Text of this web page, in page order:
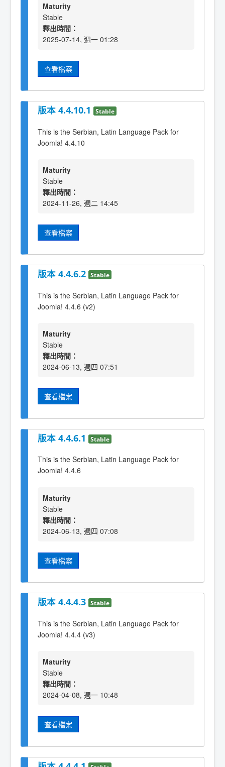
Maturity
Stable
釋出時間：
2025-07-14, 週一 01:28
查看檔案
版本 4.4.10.1 Stable
This is the Serbian, Latin Language Pack for
Joomla! 4.4.10
Maturity
Stable
釋出時間：
2024-11-26, 週二 14:45
查看檔案
版本 4.4.6.2 Stable
This is the Serbian, Latin Language Pack for
Joomla! 4.4.6 (v2)
Maturity
Stable
釋出時間：
2024-06-13, 週四 07:51
查看檔案
版本 4.4.6.1 Stable
This is the Serbian, Latin Language Pack for
Joomla! 4.4.6
Maturity
Stable
釋出時間：
2024-06-13, 週四 07:08
查看檔案
版本 4.4.4.3 Stable
This is the Serbian, Latin Language Pack for
Joomla! 4.4.4 (v3)
Maturity
Stable
釋出時間：
2024-04-08, 週一 10:48
查看檔案